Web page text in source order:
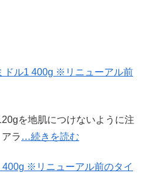
ドル1 400g ※リニューアル前
を地肌につけないように注
ラ …続きを読む
400g ※リニューアル前のタイ